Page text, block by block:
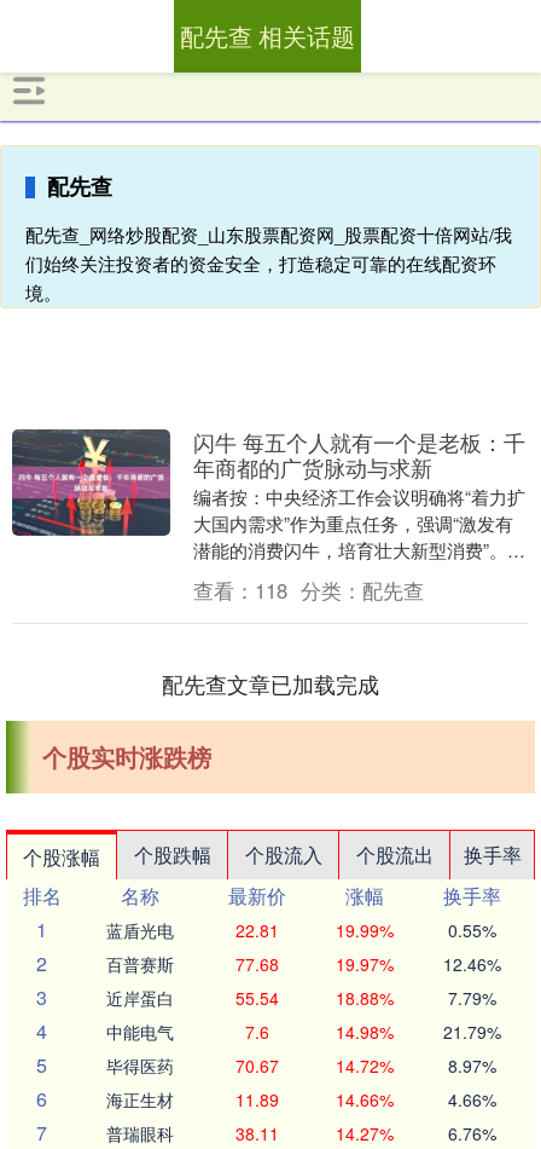
配先查
配先查_网络炒股配资_山东股票配资网_股票配资十倍网站/我
们始终关注投资者的资金安全，打造稳定可靠的在线配资环
境。
配先查 相关话题
闪牛 每五个人就有一个是老板：千
年商都的广货脉动与求新
编者按：中央经济工作会议明确将“着力扩
大国内需求”作为重点任务，强调“激发有
潜能的消费闪牛，培育壮大新型消费”。作
为消费品制造、消费大省，广货正在迎来
前所未有的....
查看： 118 分类： 配先查
配先查文章已加载完成
个股实时涨跌榜
个股涨幅 个股跌幅 个股流入 个股流出
换手率
排名
名称 最新价 涨幅
换手率
1
蓝盾光电 22.81 19.99% 0.55%
2 百普赛斯 77.68 19.97% 12.46%
3 近岸蛋白 55.54 18.88% 7.79%
4 中能电气 7.6 14.98% 21.79%
5 毕得医药 70.67 14.72% 8.97%
6 海正生材 11.89 14.66% 4.66%
7 普瑞眼科 38.11 14.27% 6.76%